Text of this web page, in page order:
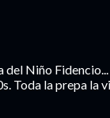
del Niño Fidencio...
Toda la prepa la